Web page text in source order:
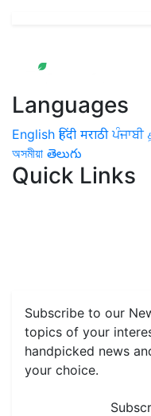
Languages
English हिंदी मराठी ਪੰਜਾਬੀ
অসমীয়া తెలుగు
Quick Links
Subscribe to our
topics of your
handpicked news
your choice.